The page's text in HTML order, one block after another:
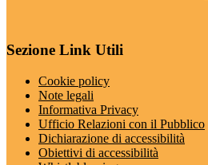
Sezione Link Utili
Cookie policy
Note legali
Informativa Privacy
Ufficio Relazioni con il Pubblico
Dichiarazione di accessibilità
Obiettivi di accessibilità